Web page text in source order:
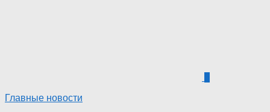
Главные новости